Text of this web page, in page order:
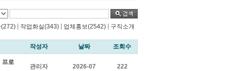
(272) 작업화실(343) 업체홍보(2542)
구직소개
작성자 날짜 조회수
프로
관리자 2026-07 222